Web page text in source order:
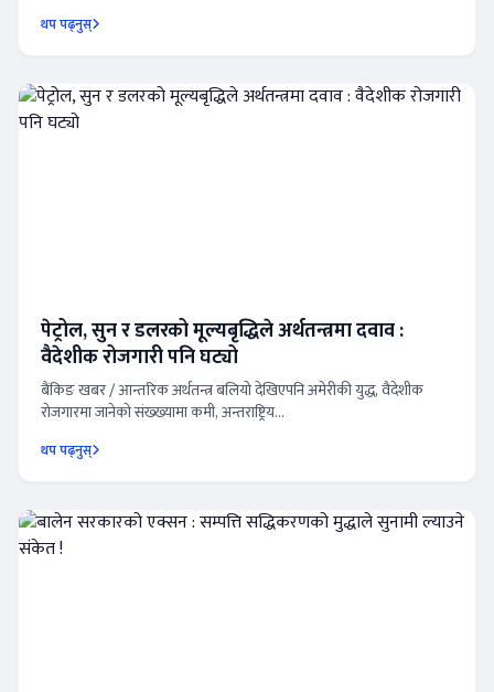
थप पढ्नुस्
पेट्रोल, सुन र डलरको मूल्यबृद्धिले अर्थतन्त्रमा दवाव :
वैदेशीक रोजगारी पनि घट्यो
बैंकिङ खबर / आन्तरिक अर्थतन्त्र बलियो देखिएपनि अमेरीकी युद्ध, वैदेशीक
रोजगारमा जानेको संख्ख्यामा कमी, अन्तराष्ट्रिय...
थप पढ्नुस्